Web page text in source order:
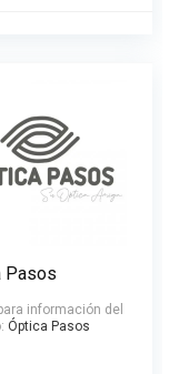
Pasos
información del
Óptica Pasos